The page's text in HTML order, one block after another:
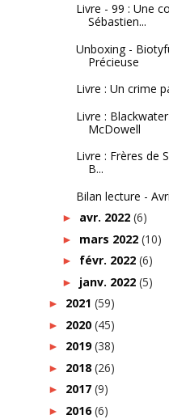
Livre - 99 : Une
Sébastien...
Unboxing -
Précieuse
Livre : Un crime
Livre :
McDowell
Livre : Frères de
B...
Bilan lecture -
► avr. 2022 (6)
► mars 2022 (10)
► févr. 2022 (6)
► janv. 2022 (5)
► 2021 (59)
► 2020 (45)
► 2019(38)
► 2018 (26)
► 2017 (9)
► 2016(6)